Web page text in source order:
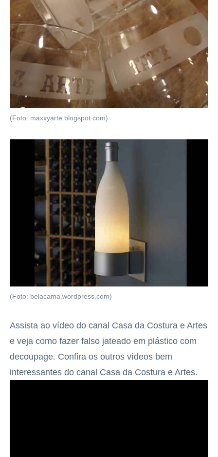
(Foto: maxxyarte.blogspot.com)
(Foto: belacama.wordpress.com)
Assista ao vídeo do canal Casa da Costura e Artes
e veja como fazer falso jateado em plástico com
decoupage. Confira os outros vídeos bem
interessantes do canal Casa da Costura e Artes.